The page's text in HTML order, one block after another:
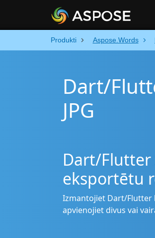
Produkti Aspose.Words
Dart/
JPG
Dart/Flutter
eksportētu
Izmantojiet Dart/Flutter
apvienojiet divus vai